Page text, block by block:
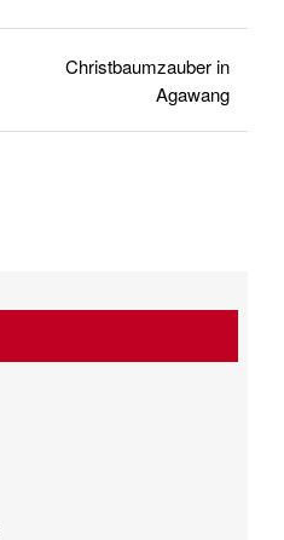
Christbaumzauber in
Agawang